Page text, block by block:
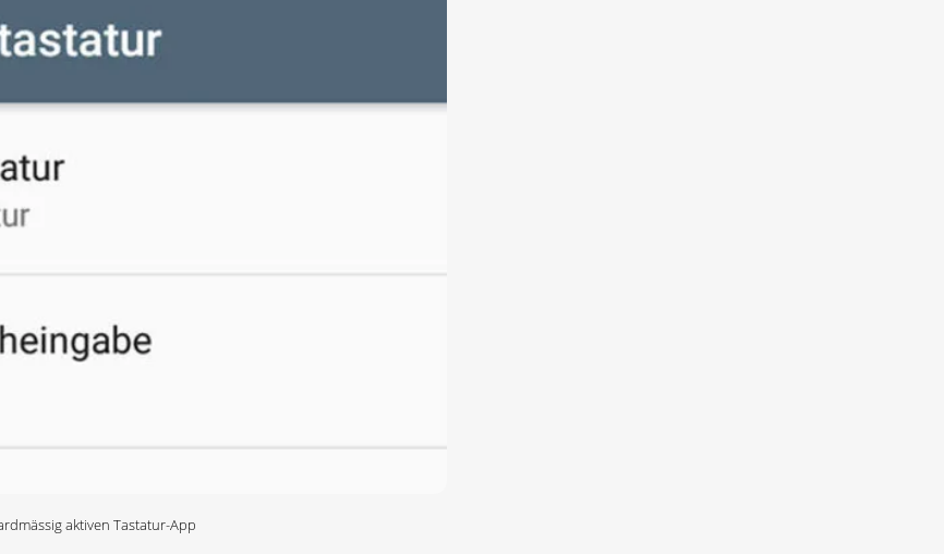
aktiven Tastatur-App